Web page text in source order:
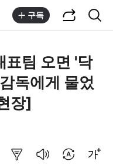
구독
표팀 오면 '닥
독에게 물었
장]